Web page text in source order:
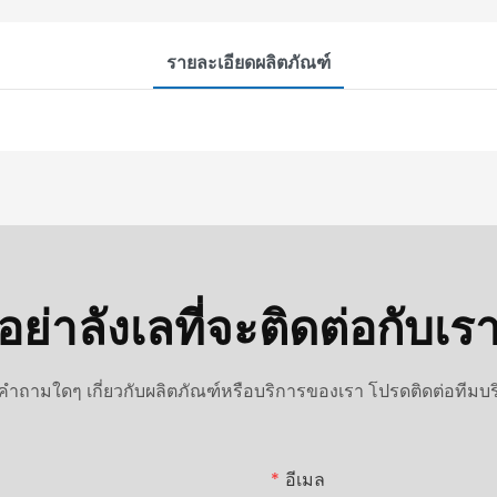
รายละเอียดผลิตภัณฑ์
อย่าลังเลที่จะติดต่อกับเร
ถามใดๆ เกี่ยวกับผลิตภัณฑ์หรือบริการของเรา โปรดติดต่อทีมบ
อีเมล